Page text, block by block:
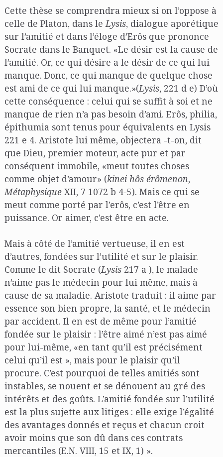
Cette thèse se comprendra mieux si on l’oppose à
celle de Platon, dans le Lysis, dialogue aporétique
sur l’amitié et dans l’éloge d’Erôs que prononce
Socrate dans le Banquet. «Le désir est la cause de
l’amitié. Or, ce qui désire a le désir de ce qui lui
manque. Donc, ce qui manque de quelque chose
est ami de ce qui lui manque.»(Lysis, 221 d e) D’où
cette conséquence : celui qui se suffit à soi et ne
manque de rien n’a pas besoin d’ami. Erôs, philia,
épithumia sont tenus pour équivalents en Lysis
221 e 4. Aristote lui même, objectera -t-on, dit
que Dieu, premier moteur, acte pur et par
conséquent immobile, «meut toutes choses
comme objet d’amour» (kinei hôs érômenon,
MétaphysiqueXII, 7 1072 b 4-5). Mais ce qui se
meut comme porté par l’erôs, c’est l’être en
puissance. Or aimer, c’est être en acte.
Mais à côté de l’amitié vertueuse, il en est
d’autres, fondées sur l’utilité et sur le plaisir.
Comme le dit Socrate (Lysis217 a ), le malade
n’aime pas le médecin pour lui même, mais à
cause de sa maladie. Aristote traduit : il aime par
essence son bien propre, la santé, et le médecin
par accident. Il en est de même pour l’amitié
fondée sur le plaisir : l’être aimé n’est pas aimé
pour lui-même, «en tant qu’il est précisément
celui qu’il est », mais pour le plaisir qu’il
procure. C’est pourquoi de telles amitiés sont
instables, se nouent et se dénouent au gré des
intérêts et des goûts. L’amitié fondée sur l’utilité
est la plus sujette aux litiges : elle exige l’égalité
des avantages donnés et reçus et chacun croit
avoir moins que son dû dans ces contrats
mercantiles (E.N. VIII, 15 et IX, 1) ».